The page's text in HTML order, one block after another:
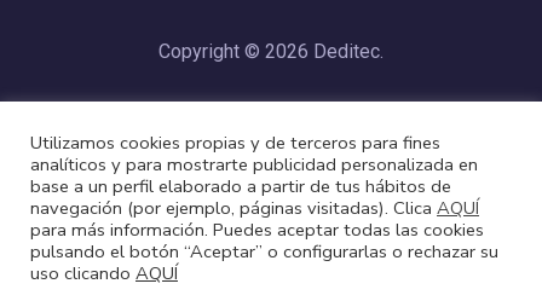
Copyright © 2026 Deditec.
Cookies
Utilizamos cookies propias y de terceros para fines
analíticos y para mostrarte publicidad personalizada en
base a un perfil elaborado a partir de tus hábitos de
navegación (por ejemplo, páginas visitadas). Clica AQUÍ
para más información. Puedes aceptar todas las cookies
pulsando el botón “Aceptar” o configurarlas o rechazar su
uso clicando AQUÍ